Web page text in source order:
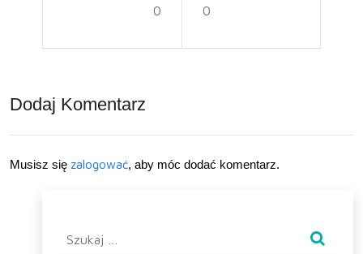
pog
rze
wła
sną
ręk
0
Ang
lii
0
Dodaj Komentarz
Musisz się zalogować, aby móc dodać komentarz.